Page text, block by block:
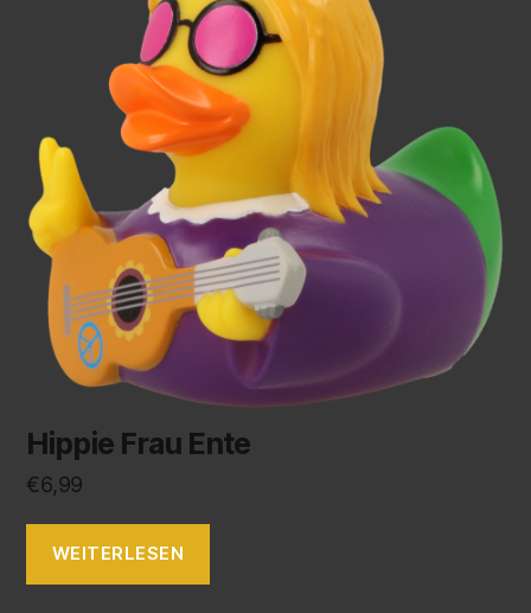
Hippie Frau Ente
€6,99
WEITERLESEN